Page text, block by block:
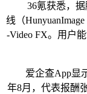
36氪获悉，据
线（
-Video FX。用户
爱企查App显示
年8月，代表报酬